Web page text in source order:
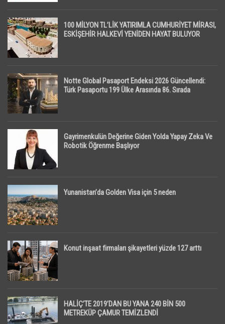
100 MİLYON TL’LİK YATIRIMLA CUMHURİYET MİRASI,
ESKİŞEHİR HALKEVİ YENİDEN HAYAT BULUYOR
Notte Global Pasaport Endeksi 2026 Güncellendi:
Türk Pasaportu 199 Ülke Arasında 86. Sırada
Gayrimenkulün Değerine Giden Yolda Yapay Zeka Ve
Robotik Öğrenme Başlıyor
Yunanistan’da Golden Visa için 5 neden
Konut inşaat firmaları şikayetleri yüzde 127 arttı
HALİÇ’TE 2019’DAN BU YANA 240 BİN 500
METREKÜP ÇAMUR TEMİZLENDİ